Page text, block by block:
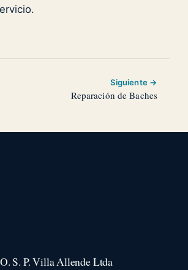
Siguiente →
Reparación de Baches
S. P. Villa Allende Ltda